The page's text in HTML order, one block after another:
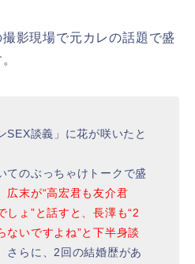
影現場で元カレの話題で盛
SEX談義」に花が咲いたと
てのぶっちゃけトークで盛
広末が“高宏君も友介君
しょ”と話すと、長澤も“2
ないですよね”と下半身談
さらに、2回の結婚歴があ